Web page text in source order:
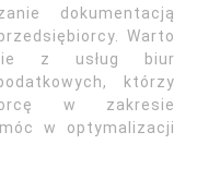
dokumentacją
Warto
z usług biur
którzy
w zakresie
w optymalizacji